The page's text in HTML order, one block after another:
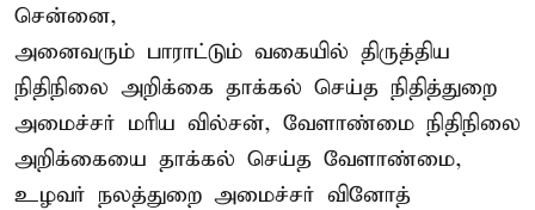
சென்னை,
அனைவரும் பாராட்டும் வகையில் திருத்திய
நிதிநிலை அறிக்கை தாக்கல் செய்த நிதித்துறை
அமைச்சர் மரிய வில்சன், வேளாண்மை நிதிநிலை
அறிக்கையை தாக்கல் செய்த வேளாண்மை,
உழவர் நலத்துறை அமைச்சர் வினோத்